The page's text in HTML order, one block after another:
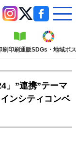
刷印刷通販SDGs・地域ポ
」”連携”テーマ
ンシティコンベ